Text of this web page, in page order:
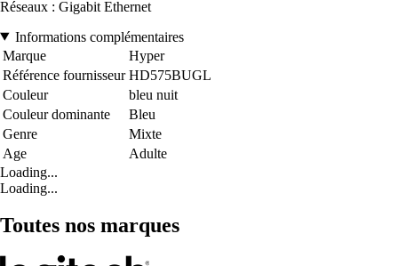
Réseaux : Gigabit Ethernet
Informations complémentaires
Marque
Hyper
Référence fournisseur HD575BUGL
Couleur
bleu nuit
Couleur dominante
Bleu
Genre
Mixte
Age
Adulte
Loading...
Loading...
Toutes nos marques